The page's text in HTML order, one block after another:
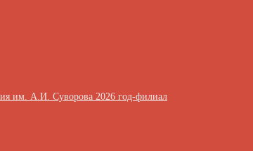
им. А.И. Суворова 2026 год-филиал